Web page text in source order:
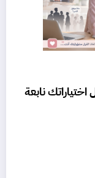
نابعة